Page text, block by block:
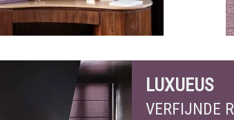
LUXUEUS
VERFIJNDE